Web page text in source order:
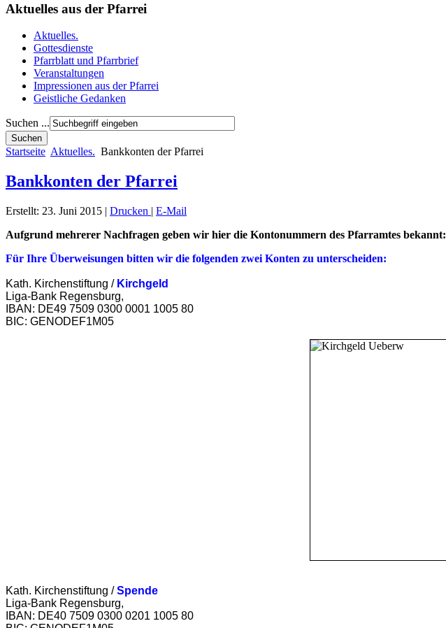
Aktuelles aus der Pfarrei
Aktuelles.
Gottesdienste
Pfarrblatt und Pfarrbrief
Veranstaltungen
Impressionen aus der Pfarrei
Geistliche Gedanken
Suchen ...
Startseite Aktuelles. Bankkonten der Pfarrei
Bankkonten der Pfarrei
Erstellt: 23. Juni 2015 | Drucken | E-Mail
Aufgrund mehrerer Nachfragen geben wir hier die Kontonummern des Pfarramtes bekannt:
Für Ihre Überweisungen bitten wir die folgenden zwei Konten zu unterscheiden:
Kath. Kirchenstiftung /Kirchgeld
Liga-Bank Regensburg,
IBAN: DE49 7509 0300 0001 1005 80
BIC: GENODEF1M05
Kath. Kirchenstiftung /Spende
Liga-Bank Regensburg,
IBAN: DE40 7509 0300 0201 1005 80